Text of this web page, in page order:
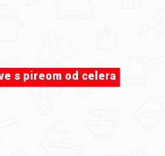
s pireom od celera